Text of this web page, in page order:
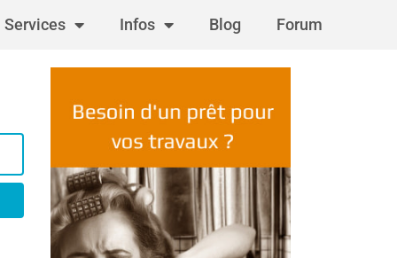
Services Infos Blog Forum